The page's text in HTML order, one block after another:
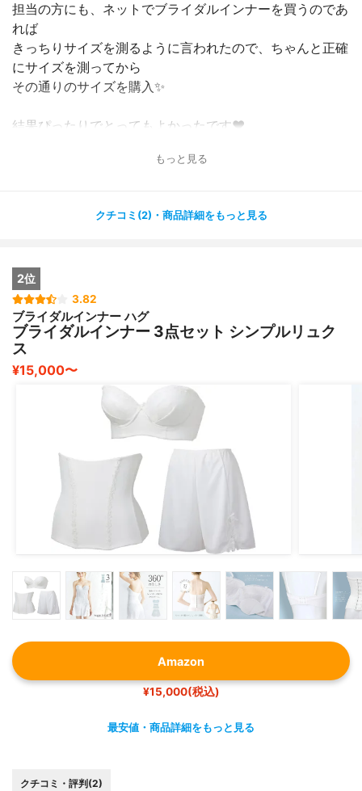
担当の方にも、ネットでブライダルインナーを買うのであ
れば
きっちりサイズを測るように言われたので、ちゃんと正確
にサイズを測ってから
その通りのサイズを購入✨
結果ぴったりでとってもよかったです❤️
ドレスインナーなので、普段のブラジャーと同じアンダー
アンダーは少し大きめ、逆にカップはハーフなので1サイ
ただ、人によって本当に体型は違うのでサイズを測る！こ
れ大事です！
ただどうやらサイズ交換も受けてくれるようです。
発送も早く、数回しか着ないモノなので安く手に入って嬉
しかったです〜！
もっと見る
クチコミ(2)・商品詳細をもっと見る
2位
3.82
ブライダルインナー ハグ
ブライダルインナー 3点セット シンプルリュク
ス
¥15,000〜
Amazon
¥15,000(税込)
最安値・商品詳細をもっと見る
クチコミ・評判(2)